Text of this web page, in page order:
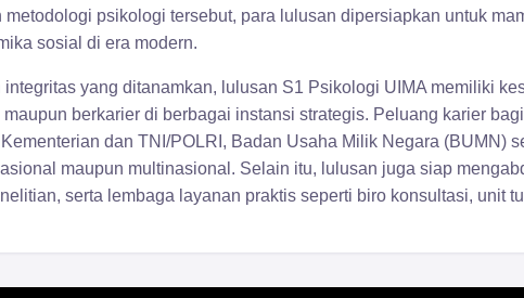
metodologi psikologi tersebut, para lulusan dipersiapkan untuk
sosial di era modern.
yang ditanamkan, lulusan S1 Psikologi UIMA memiliki
berkarier di berbagai instansi strategis. Peluang karier
dan TNI/POLRI, Badan Usaha Milik Negara (BUMN)
maupun multinasional. Selain itu, lulusan juga siap
serta lembaga layanan praktis seperti biro konsultasi, unit